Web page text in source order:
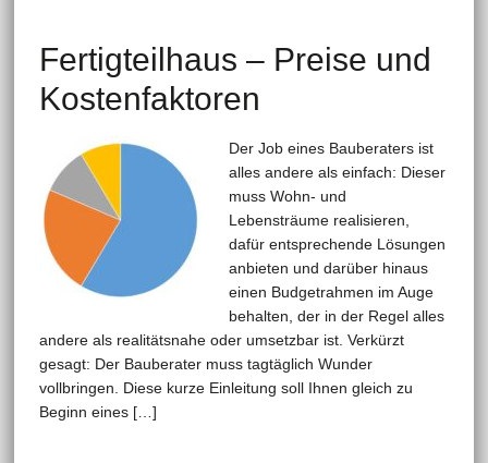
Fertigteilhaus – Preise und
Kostenfaktoren
Der Job eines Bauberaters ist
alles andere als einfach: Dieser
muss Wohn- und
Lebensträume realisieren,
dafür entsprechende Lösungen
anbieten und darüber hinaus
einen Budgetrahmen im Auge
behalten, der in der Regel alles
andere als realitätsnahe oder umsetzbar ist. Verkürzt
gesagt: Der Bauberater muss tagtäglich Wunder
vollbringen. Diese kurze Einleitung soll Ihnen gleich zu
Beginn eines […]